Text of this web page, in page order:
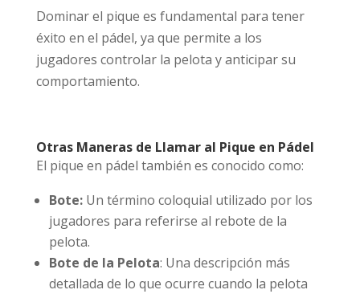
Dominar el pique es fundamental para tener
éxito en el pádel, ya que permite a los
jugadores controlar la pelota y anticipar su
comportamiento.
Otras Maneras de Llamar al Pique en Pádel
El pique en pádel también es conocido como:
Bote:Un término coloquial utilizado por los
jugadores para referirse al rebote de la
pelota.
Bote de la Pelota: Una descripción más
detallada de lo que ocurre cuando la pelota